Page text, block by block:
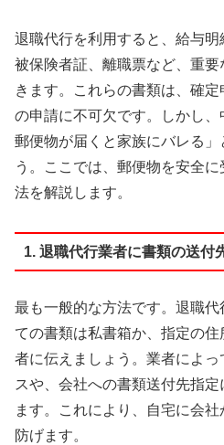
退職代行を利用すると、給与
被保険者証、離職票など、重
きます。これらの書類は、確
の申請に不可欠です。しかし
郵便物が届くと家族にバレる」
う。ここでは、郵便物を安全
法を解説します。
1. 退職代行業者に書類の送付
最も一般的な方法です。退職
ての書類は私書箱か、指定の
者に伝えましょう。業者によ
スや、会社への書類送付先指
ます。これにより、自宅に会
防げます。